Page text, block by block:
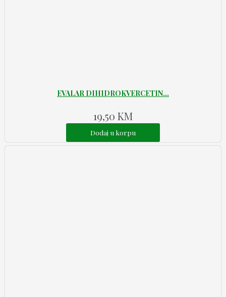
EVALAR DIHIDROKVERCETIN...
19,50 KM
Dodaj u korpu